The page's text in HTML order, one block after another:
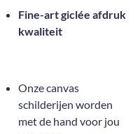
Fine-art giclée afdruk
kwaliteit
Onze canvas
schilderijen worden
met de hand voor jou